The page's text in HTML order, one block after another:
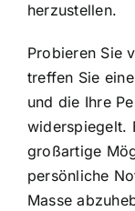
herzustellen.
Probieren Sie
treffen Sie
und die Ihre
widerspiegelt.
großartige
persönliche
Masse